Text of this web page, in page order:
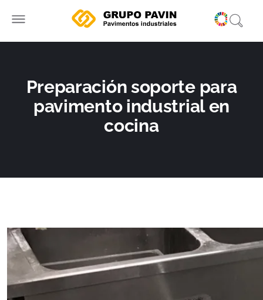
Preparación soporte para
pavimento industrial en
cocina